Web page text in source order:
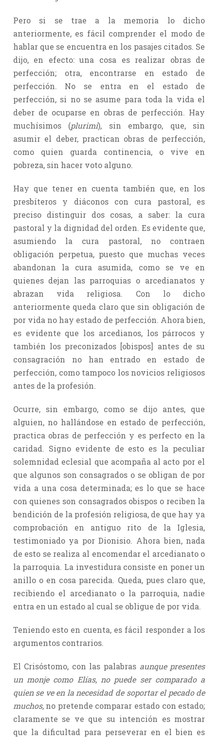
Pero si se trae a la memoria lo dicho
anteriormente, es fácil comprender el modo de
hablar que se encuentra en los pasajes citados. Se
dijo, en efecto: una cosa es realizar obras de
perfección; otra, encontrarse en estado de
perfección. No se entra en el estado de
perfección, si no se asume para toda la vida el
deber de ocuparse en obras de perfección. Hay
muchísimos (plurimi), sin embargo, que, sin
asumir el deber, practican obras de perfección,
como quien guarda continencia, o vive en
pobreza, sin hacer voto alguno.
Hay que tener en cuenta también que, en los
presbíteros y diáconos con cura pastoral, es
preciso distinguir dos cosas, a saber: la cura
pastoral y la dignidad del orden. Es evidente que,
asumiendo la cura pastoral, no contraen
obligación perpetua, puesto que muchas veces
abandonan la cura asumida, como se ve en
quienes dejan las parroquias o arcedianatos y
abrazan vida religiosa. Con lo dicho
anteriormente queda claro que sin obligación de
por vida no hay estado de perfección. Ahora bien,
es evidente que los arcedianos, los párrocos y
también los preconizados [obispos] antes de su
consagración no han entrado en estado de
perfección, como tampoco los novicios religiosos
antes de la profesión.
Ocurre, sin embargo, como se dijo antes, que
alguien, no hallándose en estado de perfección,
practica obras de perfección y es perfecto en la
caridad. Signo evidente de esto es la peculiar
solemnidad eclesial que acompaña al acto por el
que algunos son consagrados o se obligan de por
vida a una cosa determinada; es lo que se hace
con quienes son consagrados obispos o reciben la
bendición de la profesión religiosa, de que hay ya
comprobación en antiguo rito de la Iglesia,
testimoniado ya por Dionisio. Ahora bien, nada
de esto se realiza al encomendar el arcedianato o
la parroquia. La investidura consiste en poner un
anillo o en cosa parecida. Queda, pues claro que,
recibiendo el arcedianato o la parroquia, nadie
entra en un estado al cual se obligue de por vida.
Teniendo esto en cuenta, es fácil responder a los
argumentos contrarios.
El Crisóstomo, con las palabras aunque presentes
un monje como Elías,no puede ser comparado a
quien se ve en la necesidad de soportar el pecado de
muchos, no pretende comparar estado con estado;
claramente se ve que su intención es mostrar
que la dificultad para perseverar en el bien es